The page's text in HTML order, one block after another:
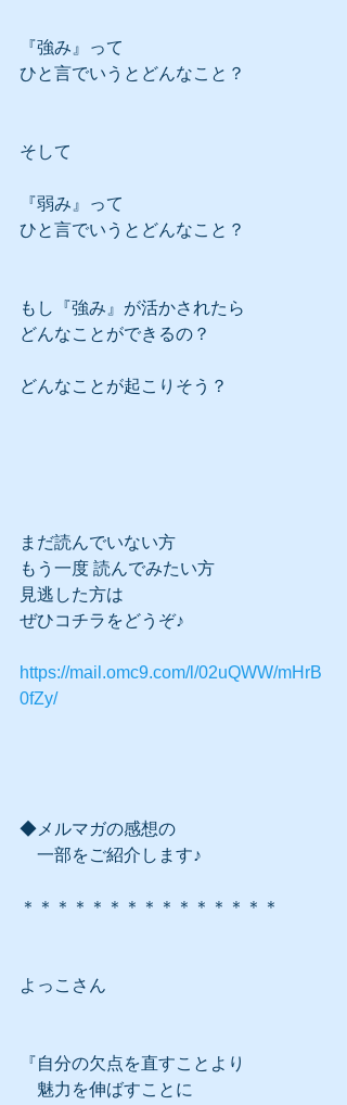
『強み』って
ひと言でいうとどんなこと？
そして
『弱み』って
ひと言でいうとどんなこと？
もし『強み』が活かされたら
どんなことができるの？
どんなことが起こりそう？
まだ読んでいない方
もう一度 読んでみたい方
見逃した方は
ぜひコチラをどうぞ♪
https://mail.omc9.com/l/02uQWW/mHrB
0fZy/
◆メルマガの感想の
一部をご紹介します♪
＊＊＊＊＊＊＊＊＊＊＊＊＊＊＊
よっこさん
『自分の欠点を直すことより
魅力を伸ばすことに